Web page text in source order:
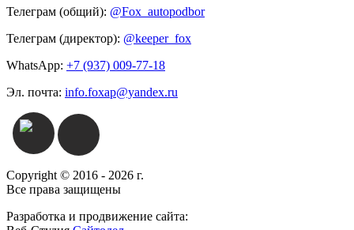
Телеграм (общий): @Fox_autopodbor
Телеграм (директор): @keeper_fox
WhatsApp: +7 (937) 009-77-18
Эл. почта: info.foxap@yandex.ru
Copyright © 2016 - 2026 г.
Все права защищены
Разработка и продвижение сайта: